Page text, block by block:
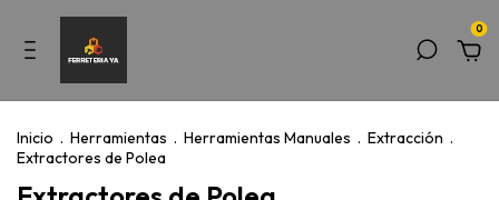
0
Inicio . Herramientas . Herramientas Manuales . Extracción .
Extractores de Polea